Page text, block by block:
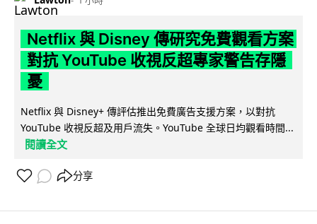
Netflix 與 Disney 傳研究免費觀看方案
對抗 YouTube 收視反超專家警告存隱
憂
Netflix 與 Disney+ 傳評估推出免費廣告支援方案，以對抗
YouTube 收視反超及用戶流失。YouTube 全球日均觀看時間...
閱讀全文
分享